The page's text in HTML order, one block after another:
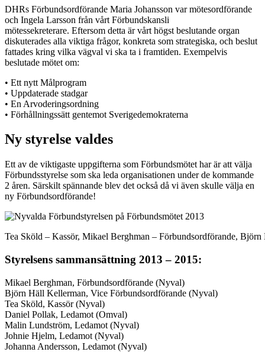
DHRs Förbundsordförande Maria Johansson var mötesordförande
och Ingela Larsson från vårt Förbundskansli
mötessekreterare. Eftersom detta är vårt högst beslutande organ
diskuterades alla viktiga frågor, konkreta som strategiska, och beslut
fattades kring vilka vägval vi ska ta i framtiden. Exempelvis
beslutade mötet om:
• Ett nytt Målprogram
• Uppdaterade stadgar
• En Arvoderingsordning
• Förhållningssätt gentemot Sverigedemokraterna
Ny styrelse valdes
Ett av de viktigaste uppgifterna som Förbundsmötet har är att välja
Förbundsstyrelse som ska leda organisationen under de kommande
2 åren. Särskilt spännande blev det också då vi även skulle välja en
ny Förbundsordförande!
Tea Sköld – Kassör, Mikael Berghman – Förbundsordförande,
Styrelsens sammansättning 2013 – 2015:
Mikael Berghman, Förbundsordförande (Nyval)
Björn Häll Kellerman, Vice Förbundsordförande (Nyval)
Tea Sköld, Kassör (Nyval)
Daniel Pollak, Ledamot (Omval)
Malin Lundström, Ledamot (Nyval)
Johnie Hjelm, Ledamot (Nyval)
Johanna Andersson, Ledamot (Nyval)